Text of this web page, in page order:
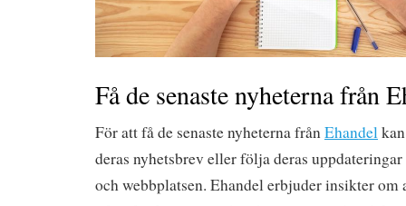
Få de senaste nyheterna från
För att få de senaste nyheterna frånEhandel
deras nyhetsbrev eller följa deras
och webbplatsen. Ehandel erbjuder insikter om